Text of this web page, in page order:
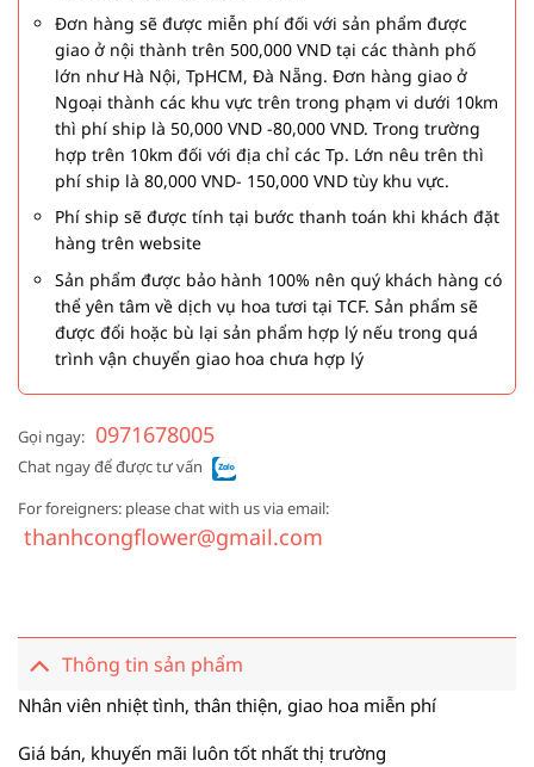
Đơn hàng sẽ được miễn phí đối với sản phẩm được
giao ở nội thành trên 500,000 VND tại các thành phố
lớn như Hà Nội, TpHCM, Đà Nẵng. Đơn hàng giao ở
Ngoại thành các khu vực trên trong phạm vi dưới 10km
thì phí ship là 50,000 VND -80,000 VND. Trong trường
hợp trên 10km đối với địa chỉ các Tp. Lớn nêu trên thì
phí ship là 80,000 VND- 150,000 VND tùy khu vực.
Phí ship sẽ được tính tại bước thanh toán khi khách đặt
hàng trên website
Sản phẩm được bảo hành 100% nên quý khách hàng có
thể yên tâm về dịch vụ hoa tươi tại TCF. Sản phẩm sẽ
được đổi hoặc bù lại sản phẩm hợp lý nếu trong quá
trình vận chuyển giao hoa chưa hợp lý
Gọi ngay: 0971678005
Chat ngay để được tư vấn
For foreigners: please chat with us via email:
thanhcongflower@gmail.com
Thông tin sản phẩm
Nhân viên nhiệt tình, thân thiện, giao hoa miễn phí
Giá bán, khuyến mãi luôn tốt nhất thị trường